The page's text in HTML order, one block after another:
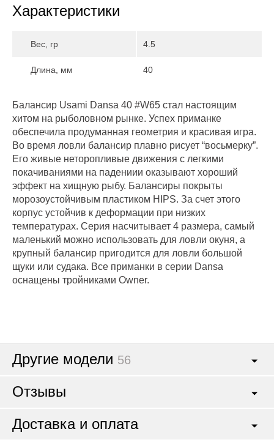
Характеристики
Вес, гр 4.5
Длина, мм 40
Балансир Usami Dansa 40 #W65 стал настоящим
хитом на рыболовном рынке. Успех приманке
обеспечила продуманная геометрия и красивая игра.
Во время ловли балансир плавно рисует “восьмерку”.
Его живые неторопливые движения с легкими
покачиваниями на падениии оказывают хороший
эффект на хищную рыбу. Балансиры покрыты
морозоустойчивым пластиком HIPS. За счет этого
корпус устойчив к деформации при низких
температурах. Серия насчитывает 4 размера, самый
маленький можно использовать для ловли окуня, а
крупный балансир пригодится для ловли большой
щуки или судака. Все приманки в серии Dansa
оснащены тройниками Owner.
Другие модели 56
Отзывы
Доставка и оплата